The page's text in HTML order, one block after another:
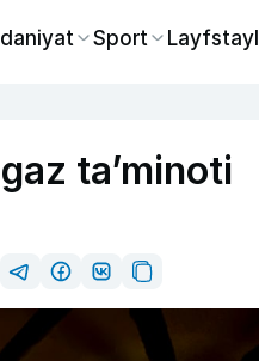
Sport Layfstayl
ta’minoti